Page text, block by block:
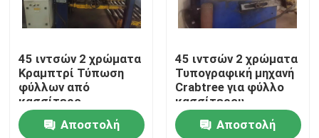
45 ιντσών 2 χρώματα
Κραμπτρί Τύπωση
φύλλων από
κασσίτερο
κατασκευασμένη το
2012
Αποστολή
45 ιντσών 2 χρώματα
Τυπογραφική μηχανή
Crabtree για φύλλο
κασσίτερου
Αποστολή